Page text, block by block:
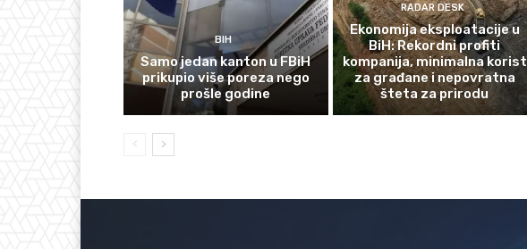
BIH
Samo jedan kanton u FBiH
prikupio više poreza nego
prošle godine
RADAR DESK
Ekonomija eksploatacije u
BiH: Rekordni profiti
kompanija, minimalna korist
za građane i nepovratna
šteta za prirodu